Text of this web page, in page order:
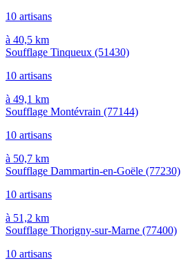
10 artisans
à 40,5 km
Soufflage Tinqueux (51430)
10 artisans
à 49,1 km
Soufflage Montévrain (77144)
10 artisans
à 50,7 km
Soufflage Dammartin-en-Goële (77230)
10 artisans
à 51,2 km
Soufflage Thorigny-sur-Marne (77400)
10 artisans